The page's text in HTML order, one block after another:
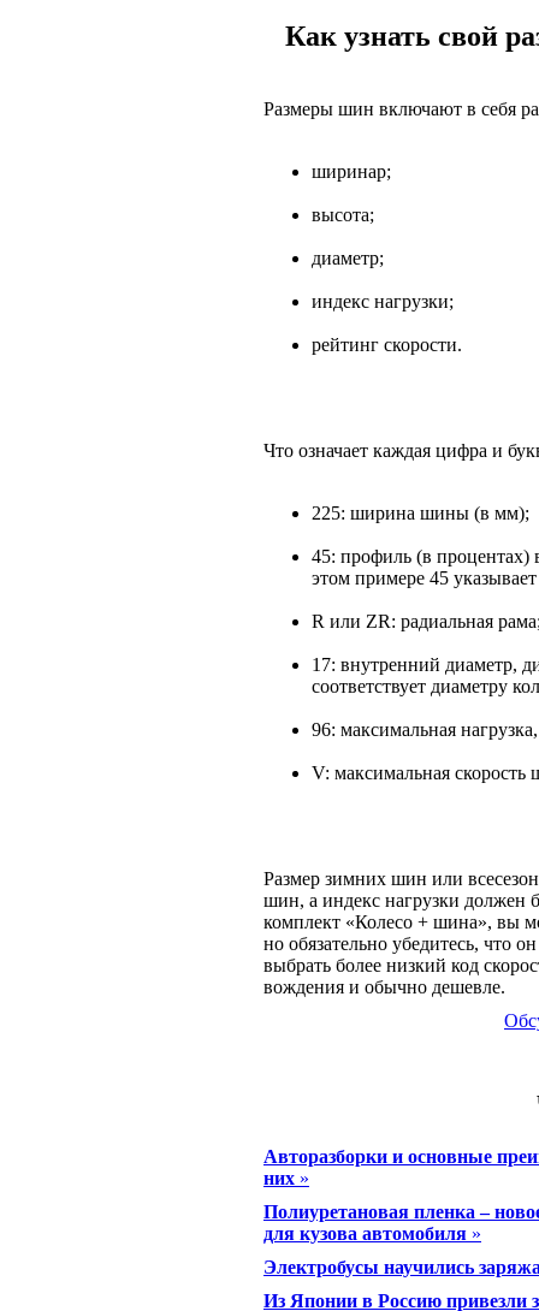
Как узнать свой
Размеры шин включают в себя
ширинаp;
высота;
диаметр;
индекс нагрузки;
рейтинг скорости.
Что означает каждая цифра и
225: ширина шины (в мм);
45: профиль (в
этом примере 45
R или ZR: радиальная
17: внутренний диаметр,
соответствует диаметру
96: максимальная
V: максимальная
Размер зимних шин или
шин, а индекс нагрузки
комплект «Колесо + шина», вы
но обязательно убедитесь, что
выбрать более низкий код
вождения и обычно дешевле.
Авторазборки и основные
них »
Полиуретановая пленка –
для кузова автомобиля »
Электробусы научились
Из Японии в Россию привезли